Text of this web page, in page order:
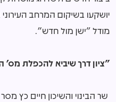
יושקעו בשיקום המרחב
מודל "ישן מול חדש".
"ציון דרך שיביא להכפלת מס'
שר הבינוי והשיכון חיים כץ